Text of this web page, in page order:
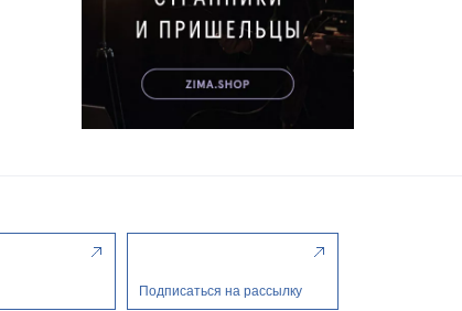
Подписаться на рассылку